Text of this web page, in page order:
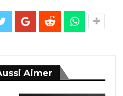
Aimer